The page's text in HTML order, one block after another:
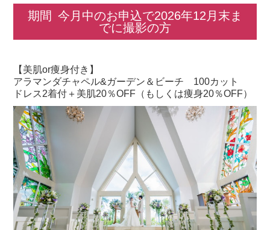
期間 今月中のお申込で2026年12月末ま
でに撮影の方
【美肌or痩身付き】
アラマンダチャペル&ガーデン＆ビーチ 100カット
ドレス2着付＋美肌20％OFF（もしくは痩身20％OFF）